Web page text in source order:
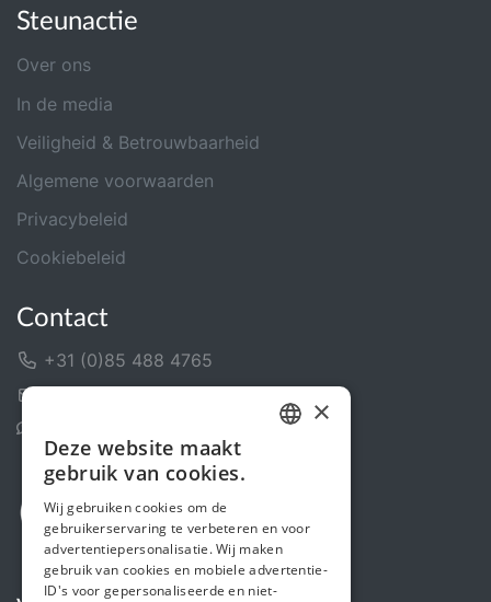
Steunactie
Over ons
In de media
Veiligheid & Betrouwbaarheid
Algemene voorwaarden
Privacybeleid
Cookiebeleid
Contact
+31 (0)85 488 4765
ENGLISH
×
Deze website maakt
gebruik van cookies.
Wij gebruiken cookies om de
gebruikerservaring te verbeteren en voor
advertentiepersonalisatie. Wij maken
gebruik van cookies en mobiele advertentie-
ID's voor gepersonaliseerde en niet-